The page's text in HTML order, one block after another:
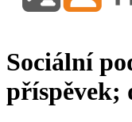
Sociální
příspěvek;